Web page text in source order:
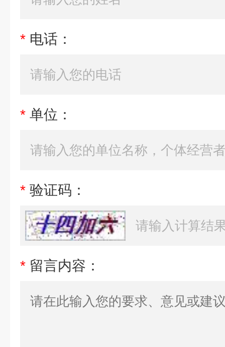
* 电话：
* 单位：
* 验证码：
* 留言内容：